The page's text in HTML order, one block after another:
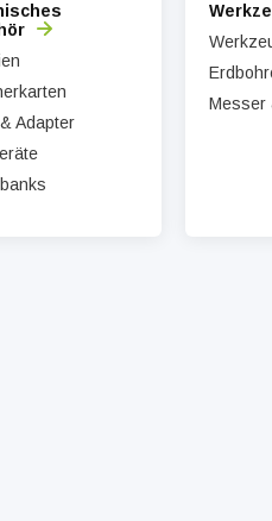
Adapter
Messer